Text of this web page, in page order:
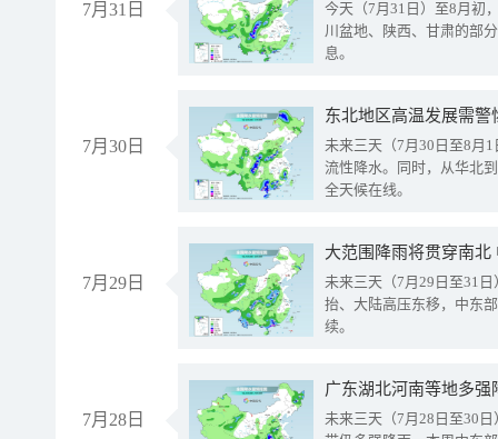
7月31日
今天（7月31日）至8月初
川盆地、陕西、甘肃的部
息。
7月30日
东北地区高温发展需
未来三天（7月30日至8月
流性降水。同时，从华北
全天候在线。
7月29日
大范围降雨将贯穿南
未来三天（7月29日至31
抬、大陆高压东移，中东
续。
7月28日
广东湖北河南等地多
未来三天（7月28日至30